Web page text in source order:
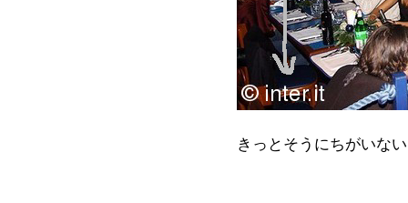
きっとそうにちがいな